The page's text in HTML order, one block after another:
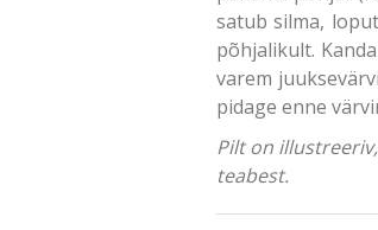
satub silma,
põhjalikult.
varem
pidage enne
Pilt on
teabest.